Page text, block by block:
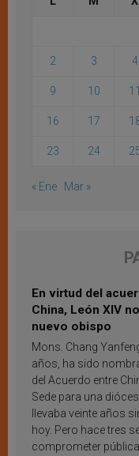
2 3 4
9 10 11
16 17
23 24
« Ene Mar »
En virtud del
China, León XIV
nuevo obispo
Mons. Chang
años, ha sido
del Acuerdo entre
Sede para una
llevaba veinte años
hoy. Pero hace tres
comprometer